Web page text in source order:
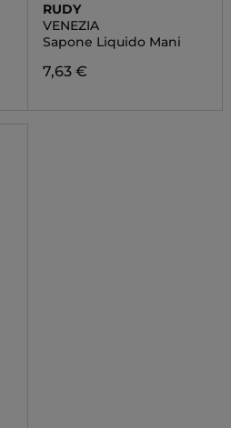
RUDY
VENEZIA
Sapone Liquido Mani
7,63 €